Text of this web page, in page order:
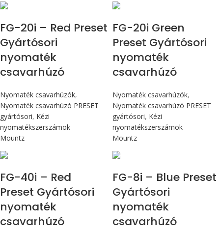
FG-20i – Red Preset
Gyártósori
nyomaték
csavarhúzó
Nyomaték csavarhúzók,
Nyomaték csavarhúzó PRESET
gyártósori, Kézi
nyomatékszerszámok
Mountz
FG-20i Green
Preset Gyártósori
nyomaték
csavarhúzó
Nyomaték csavarhúzók,
Nyomaték csavarhúzó PRESET
gyártósori, Kézi
nyomatékszerszámok
Mountz
FG-40i – Red
Preset Gyártósori
nyomaték
csavarhúzó
FG-8i – Blue Preset
Gyártósori
nyomaték
csavarhúzó